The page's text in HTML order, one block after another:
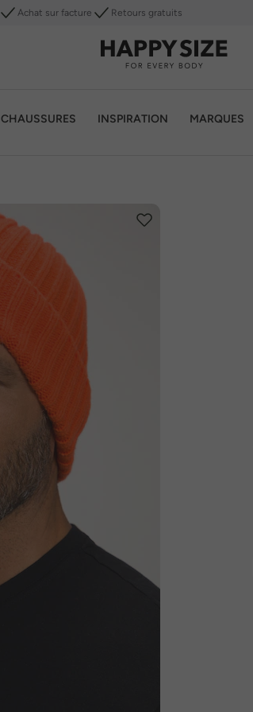
Achat sur facture Retours gratuits
CHAUSSURES INSPIRATION MARQUES